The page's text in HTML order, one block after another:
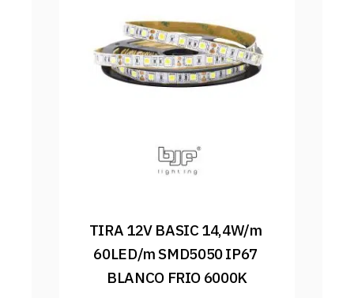
TIRA 12V BASIC 14,4W/m
60LED/m SMD5050 IP67
BLANCO FRIO 6000K